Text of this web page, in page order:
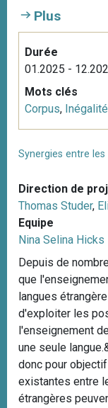
Plus
Durée
01.2025 -
Mots clés
Corpus,
Synergies entre les
Direction de
Thomas Studer,
Equipe
Nina Selina Hicks
Depuis de
que
langues
d'exploiter les
l'enseignement
une seule
donc pour
existantes entre
étrangères